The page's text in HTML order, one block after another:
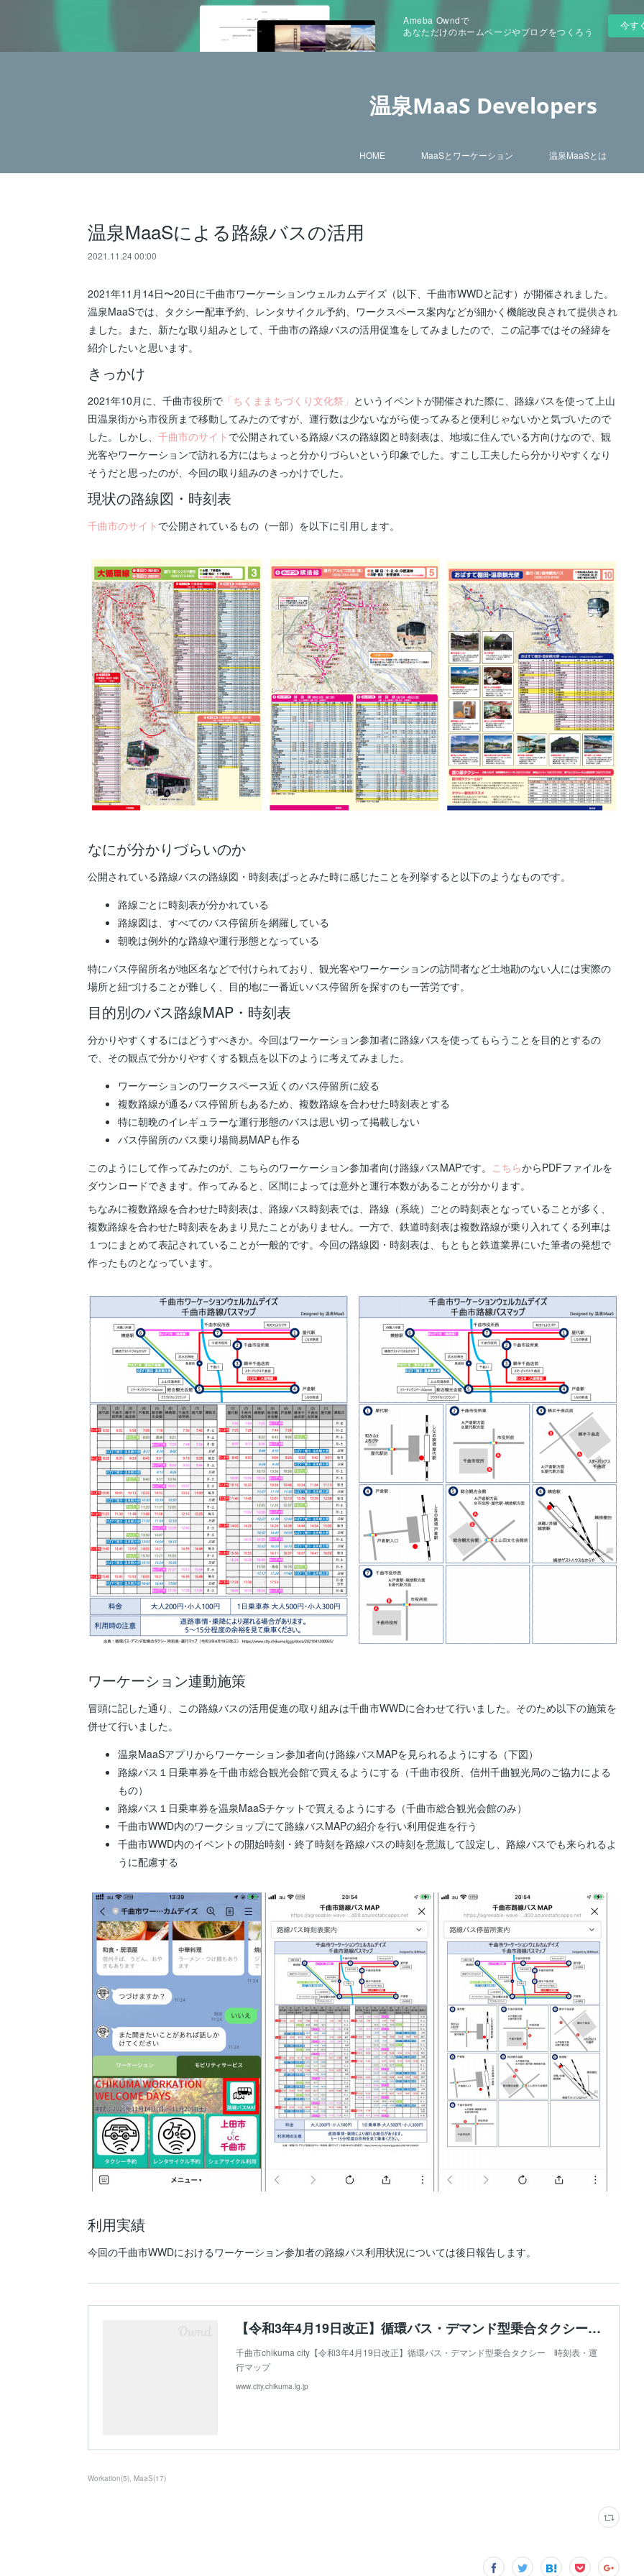
Ameba Owndで
あなただけのホームページやブログをつくろう
今す
温泉MaaS Developers
HOME MaaSとワーケーション 温泉MaaSとは
温泉MaaSによる路線バスの活用
2021.11.24 00:00
2021年11月14日〜20日に千曲市ワーケーションウェルカムデイズ（以下、千曲市WWDと記す）が開催されました。
温泉MaaSでは、タクシー配車予約、レンタサイクル予約、ワークスペース案内などが細かく機能改良されて提供され
ました。また、新たな取り組みとして、千曲市の路線バスの活用促進をしてみましたので、この記事ではその経緯を
紹介したいと思います。
きっかけ
2021年10月に、千曲市役所で 「ちくままちづくり文化祭」 というイベントが開催された際に、路線バスを使って上山
田温泉街から市役所まで移動してみたのですが、運行数は少ないながら使ってみると便利じゃないかと気づいたので
した。しかし、 千曲市のサイト で公開されている路線バスの路線図と時刻表は、地域に住んでいる方向けなので、観
光客やワーケーションで訪れる方にはちょっと分かりづらいという印象でした。すこし工夫したら分かりやすくなり
そうだと思ったのが、今回の取り組みのきっかけでした。
現状の路線図・時刻表
千曲市のサイト で公開されているもの（一部）を以下に引用します。
なにが分かりづらいのか
公開されている路線バスの路線図・時刻表ぱっとみた時に感じたことを列挙すると以下のようなものです。
路線ごとに時刻表が分かれている
路線図は、すべてのバス停留所を網羅している
朝晩は例外的な路線や運行形態となっている
特にバス停留所名が地区名などで付けられており、観光客やワーケーションの訪問者など土地勘のない人には実際の
場所と紐づけることが難しく、目的地に一番近いバス停留所を探すのも一苦労です。
目的別のバス路線MAP・時刻表
分かりやすくするにはどうすべきか。今回はワーケーション参加者に路線バスを使ってもらうことを目的とするの
で、その観点で分かりやすくする観点を以下のように考えてみました。
ワーケーションのワークスペース近くのバス停留所に絞る
複数路線が通るバス停留所もあるため、複数路線を合わせた時刻表とする
特に朝晩のイレギュラーな運行形態のバスは思い切って掲載しない
バス停留所のバス乗り場簡易MAPも作る
このようにして作ってみたのが、こちらのワーケーション参加者向け路線バスMAPです。 こちらからPDFファイルを
ダウンロードできます。作ってみると、区間によっては意外と運行本数があることが分かります。
ちなみに複数路線を合わせた時刻表は、路線バス時刻表では、路線（系統）ごとの時刻表となっていることが多く、
複数路線を合わせた時刻表をあまり見たことがありません。一方で、鉄道時刻表は複数路線が乗り入れてくる列車は
１つにまとめて表記されていることが一般的です。今回の路線図・時刻表は、もともと鉄道業界にいた筆者の発想で
作ったものとなっています。
ワーケーション連動施策
冒頭に記した通り、この路線バスの活用促進の取り組みは千曲市WWDに合わせて行いました。そのため以下の施策を
併せて行いました。
温泉MaaSアプリからワーケーション参加者向け路線バスMAPを見られるようにする（下図）
路線バス１日乗車券を千曲市総合観光会館で買えるようにする（千曲市役所、信州千曲観光局のご協力による
もの）
路線バス１日乗車券を温泉MaaSチケットで買えるようにする（千曲市総合観光会館のみ）
千曲市WWD内のワークショップにて路線バスMAPの紹介を行い利用促進を行う
千曲市WWD内のイベントの開始時刻・終了時刻を路線バスの時刻を意識して設定し、路線バスでも来られるよ
うに配慮する
利用実績
今回の千曲市WWDにおけるワーケーション参加者の路線バス利用状況については後日報告します。
【令和3年4月19日改正】循環バス・デマンド型乗合タクシー 時刻表・運行マップ | 千曲市
千曲市chikuma city【令和3年4月19日改正】循環バス・デマンド型乗合タクシー 時刻表・運
行マップ
www.city.chikuma.lg.jp
Workation(5) MaaS(17)